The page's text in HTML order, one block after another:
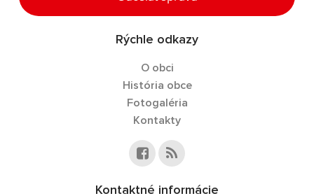
Rýchle odkazy
O obci
História obce
Fotogaléria
Kontakty
Kontaktné informácie